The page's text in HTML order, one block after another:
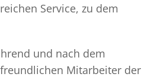
Service, zu dem
und nach dem
Mitarbeiter der